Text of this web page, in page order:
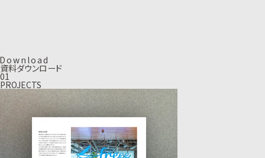
Down load
資料ダウンロード
01
PROJECTS